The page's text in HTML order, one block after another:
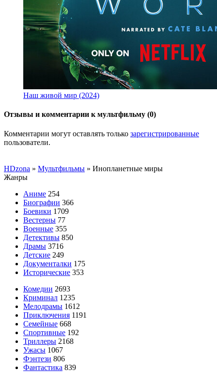
Наш живой мир (2024)
Отзывы и комментарии к мультфильму (0)
Комментарии могут оставлять только зарегистрированные
пользователи.
HDzona » Мультфильмы » Инопланетные миры
Жанры
Аниме 254
Биографии 366
Боевики 1709
Вестерны 77
Военные 355
Детективы 850
Драмы 3716
Детские 249
Документалки 175
Исторические 353
Комедии 2693
Криминал 1235
Мелодрамы 1612
Приключения 1191
Семейные 668
Спортивные 192
Триллеры 2168
Ужасы 1067
Фэнтези 806
Фантастика 839